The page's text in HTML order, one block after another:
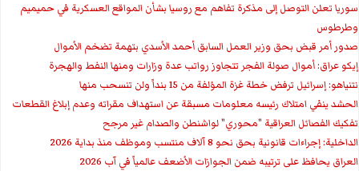
سوريا تعلن التوصل إلى مذكرة تفاهم مع روسيا بشأن المواقع العسكرية في حميميم
وطرطوس
صدور أمر قبض بحق وزير العمل السابق أحمد الأسدي بتهمة تضخم الأموال
إيكو عراق: أموال صولة الفجر تتجاوز رواتب عدة وزارات ومنها النفط والهجرة
نتنياهو: إسرائيل ترفض خطة غزة المؤلفة من 15 بنداً ولن تنسحب منها
الحشد ينفي امتلاك رئيسه معلومات مسبقة عن استهداف مقراته وعدم إبلاغ القطعات
تفكيك الفصائل العراقية "محوري" لواشنطن والصدام غير مرجح
الداخلية: إجراءات قانونية بحق نحو 8 آلاف منتسب وموظف منذ بداية 2026
العراق يحافظ على ترتيبه ضمن الجوازات الأضعف عالمياً في آب 2026